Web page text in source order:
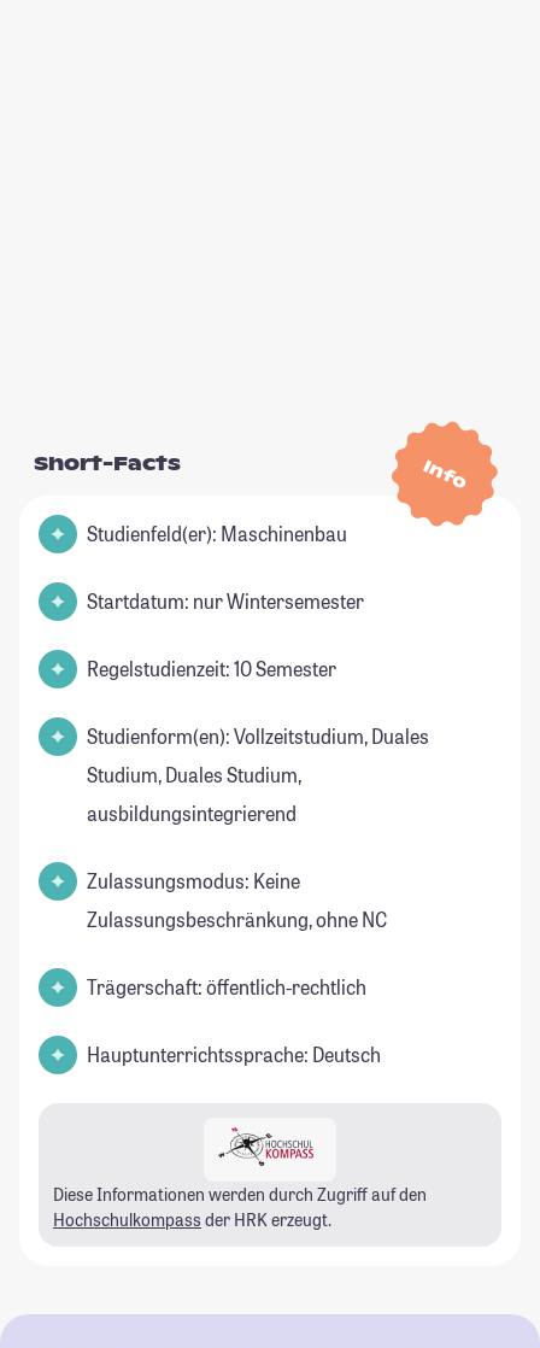
Info
Short-Facts
Studienfeld(er): Maschinenbau
Startdatum: nur Wintersemester
Regelstudienzeit: 10 Semester
Studienform(en): Vollzeitstudium, Duales
Studium, Duales Studium,
ausbildungsintegrierend
Zulassungsmodus: Keine
Zulassungsbeschränkung, ohne NC
Trägerschaft: öffentlich-rechtlich
Hauptunterrichtssprache: Deutsch
Diese Informationen werden durch Zugriff auf den
Hochschulkompass der HRK erzeugt.